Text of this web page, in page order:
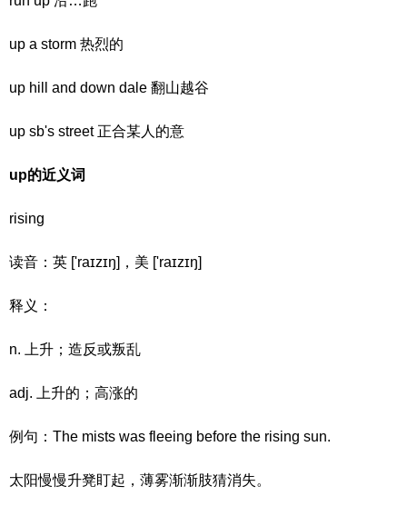
up a storm 热烈的
up hill and down dale 翻山越谷
up sb's street 正合某人的意
up的近义词
rising
读音：英 ['raɪzɪŋ]，美 ['raɪzɪŋ]
释义：
n. 上升；造反或叛乱
adj. 上升的；高涨的
例句：The mists was fleeing before the rising sun.
太阳慢慢升凳盯起，薄雾渐渐肢猜消失。